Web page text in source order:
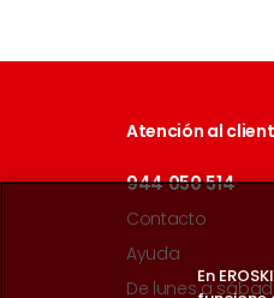
Atención al
944 050 514
Contacto
Ayuda
De lunes a
En